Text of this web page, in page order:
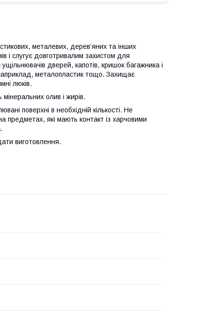
металевих, дерев’яних та інших
і слугує довготривалим захистом для
дверей, капотів, кришок багажника і
металопластик тощо. Захищає
люків.
олив і жирів.
поверхні в необхідній кількості. Не
предметах, які мають контакт із харчовими
виготовлення.